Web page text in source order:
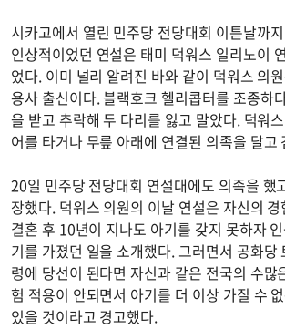
시카고에서 열린 민주당 전당대회 이튿날까
인상적이었던 연설은 태미 덕워스 일리노이
었다. 이미 널리 알려진 바와 같이 덕워스 의
용사 출신이다. 블랙호크 헬리콥터를 조종하
을 받고 추락해 두 다리를 잃고 말았다. 덕워
어를 타거나 무릎 아래에 연결된 의족을 달고
20일 민주당 전당대회 연설대에도 의족을 했
장했다. 덕워스 의원의 이날 연설은 자신의
결혼 후 10년이 지나도 아기를 갖지 못하자
기를 가졌던 일을 소개했다. 그러면서 공화당
령에 당선이 된다면 자신과 같은 전국의 수많
험 적용이 안되면서 아기를 더 이상 가질 수
있을 것이라고 경고했다.